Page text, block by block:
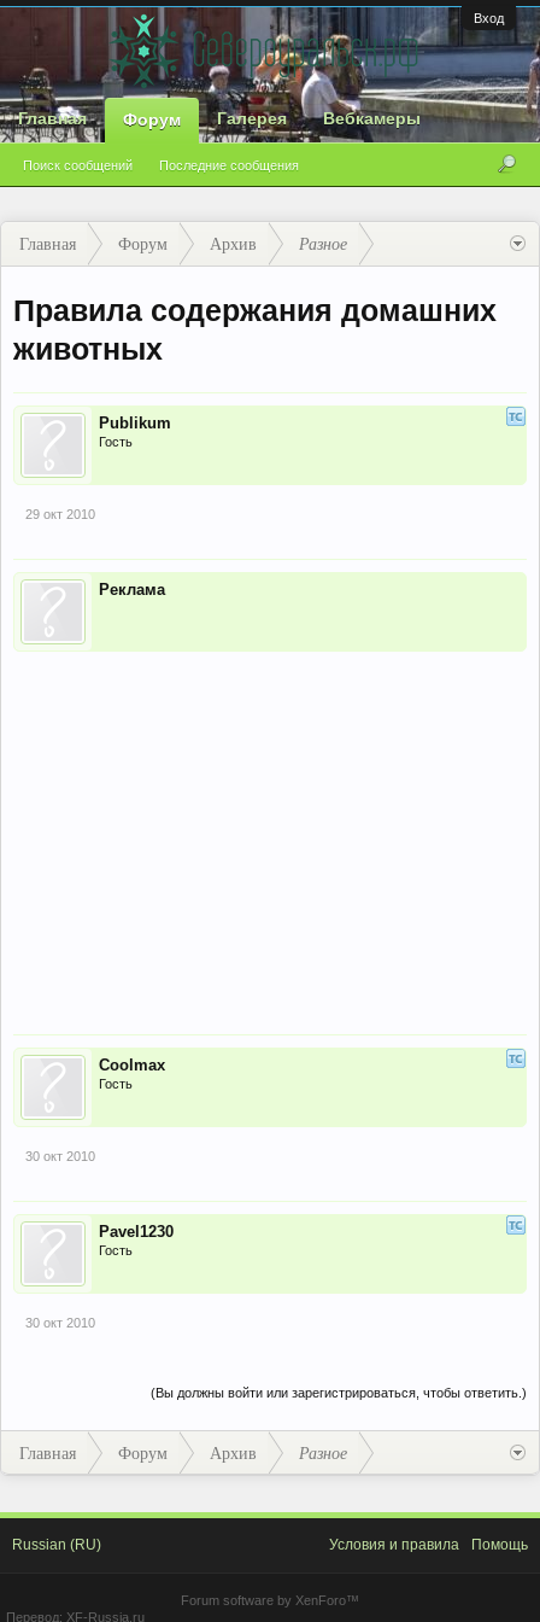
Вход
Главная Форум
Поиск сообщений Последние сообщения
Галерея Вебкамеры
Главная Форум Архив Разное
Правила содержания домашних
животных
Publikum
Гость
29 окт 2010
Реклама
Coolmax
Гость
30 окт 2010
Pavel1230
Гость
30 окт 2010
(Вы должны войти или зарегистрироваться, чтобы ответить.)
Главная Форум Архив Разное
Russian (RU) Условия и правила Помощь
Forum software by XenForo™
Перевод: XF-Russia.ru